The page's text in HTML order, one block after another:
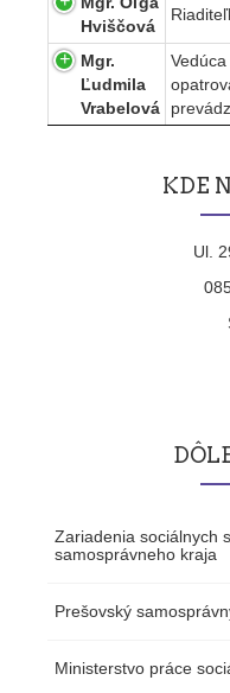
Hviščová
Mgr.
Ľudmila
Vrabelová
KDE
Ul.
Zariadenia sociálnych
samosprávneho kraja
Prešovský
Ministerstvo práce